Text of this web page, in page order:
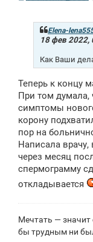
Elena-
18 фев 2022,
Как Ваши
Теперь к концу
При том думала,
симптомы
корону
пор на
Написала врачу,
через месяц
спермограмму
откладывается
Мечтать — значит
бы трудным ни